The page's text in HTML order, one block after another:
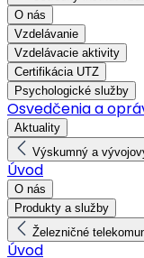
O nás
Vzdelávanie
Vzdelávacie aktivity
Certifikácia UTZ
Psychologické služby
Osvedčenia a
Aktuality
Výskumný a
Úvod
O nás
Produkty a služby
Železničné
Úvod